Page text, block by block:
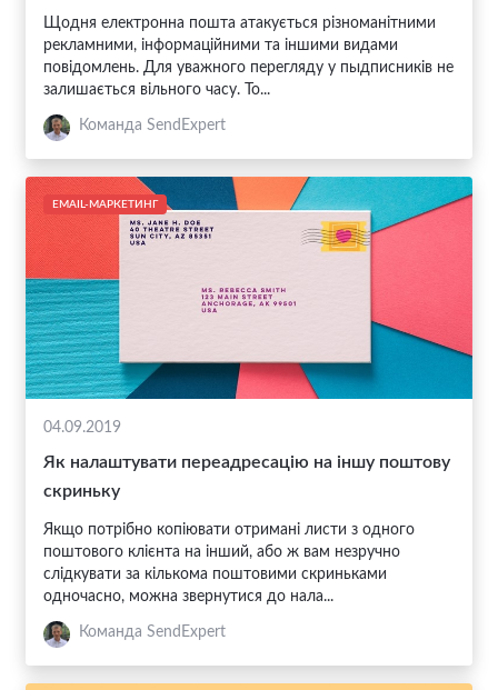
Щодня електронна пошта атакується різноманітними
рекламними, інформаційними та іншими видами
повідомлень. Для уважного перегляду у пыдписників не
залишається вільного часу. То...
Команда SendExpert
EMAIL-МАРКЕТИНГ
04.09.2019
Як налаштувати переадресацію на іншу поштову
скриньку
Якщо потрібно копіювати отримані листи з одного
поштового клієнта на інший, або ж вам незручно
слідкувати за кількома поштовими скриньками
одночасно, можна звернутися до нала...
Команда SendExpert